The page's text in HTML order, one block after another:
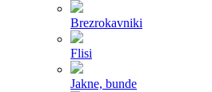
Brezrokavniki
Flisi
Jakne, bunde